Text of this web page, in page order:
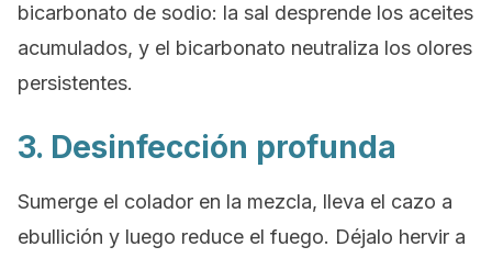
bicarbonato de sodio: la sal desprende los aceites
acumulados, y el bicarbonato neutraliza los olores
persistentes.
3. Desinfección profunda
Sumerge el colador en la mezcla, lleva el cazo a
ebullición y luego reduce el fuego. Déjalo hervir a